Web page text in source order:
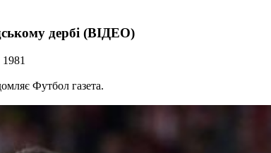
дербі (ВІДЕО)
Футбол газета.